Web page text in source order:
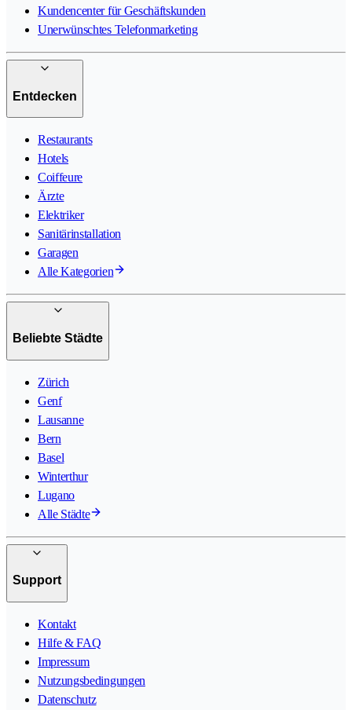
Kundencenter für Geschäftskunden
Unerwünschtes Telefonmarketing
Entdecken
Restaurants
Hotels
Coiffeure
Ärzte
Elektriker
Sanitärinstallation
Garagen
Alle Kategorien
Beliebte Städte
Zürich
Genf
Lausanne
Bern
Basel
Winterthur
Lugano
Alle Städte
Support
Kontakt
Hilfe & FAQ
Impressum
Nutzungsbedingungen
Datenschutz